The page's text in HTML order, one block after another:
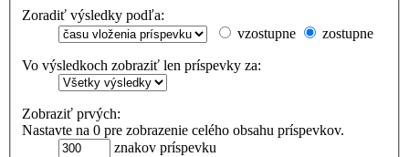
Zoradiť výsledky podľa:
vzostupne
zostupne
Vo výsledkoch zobraziť len príspevky za:
Zobraziť prvých:
Nastavte na 0 pre zobrazenie celého obsahu príspevkov.
znakov príspevku